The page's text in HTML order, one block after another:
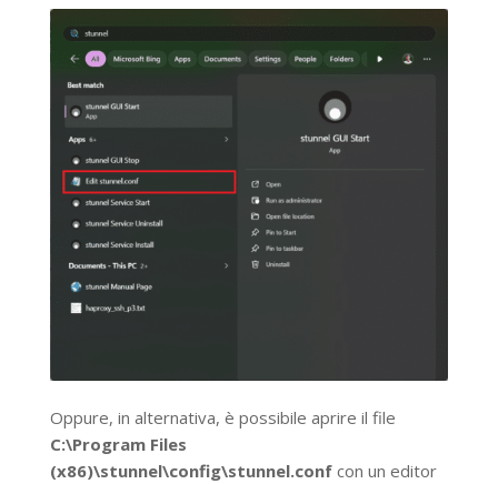
Oppure, in alternativa, è possibile aprire il file
C:\Program Files
(x86)\stunnel\config\stunnel.confcon un editor